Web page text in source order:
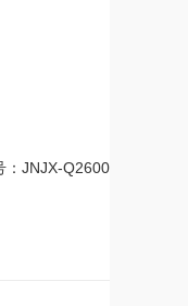
：JNJX-Q2600